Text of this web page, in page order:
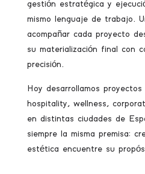
gestión estratégica y
mismo lenguaje de trabajo.
acompañar cada proyecto
su materialización final con
precisión.
Hoy desarrollamos
hospitality, wellness,
en distintas ciudades de
siempre la misma premisa:
estética encuentre su